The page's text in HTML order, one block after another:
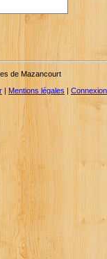
de Mazancourt
| Mentions légales |Connexion